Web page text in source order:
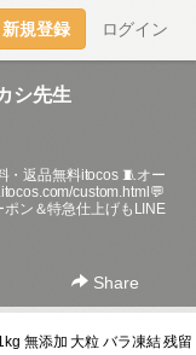
新規登録 ログイン
シ先生
・返品無料itocos 🧵オー
custom.html💬
ン＆特急仕上げもLINE
Share
無添加 大粒 バラ凍結 残留